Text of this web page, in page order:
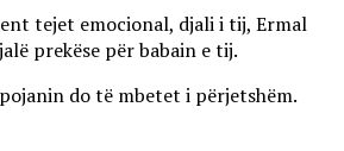
tejet emocional, djali i tij, Ermal
prekëse për babain e tij.
do të mbetet i përjetshëm.